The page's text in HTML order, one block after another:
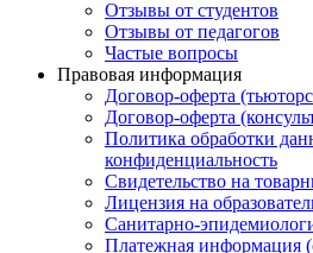
Отзывы от студентов
Отзывы от педагогов
Частые вопросы
Правовая информация
Договор-оферта
Договор-оферта
Политика обработки
конфиденциальность
Свидетельство на
Лицензия на
Санитарно-
Платежная информация